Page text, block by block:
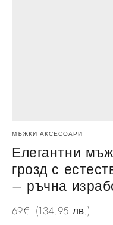
МЪЖКИ АКСЕСОАРИ
Елегантни
грозд с
– ръчна
69€ (134.95 лв.)